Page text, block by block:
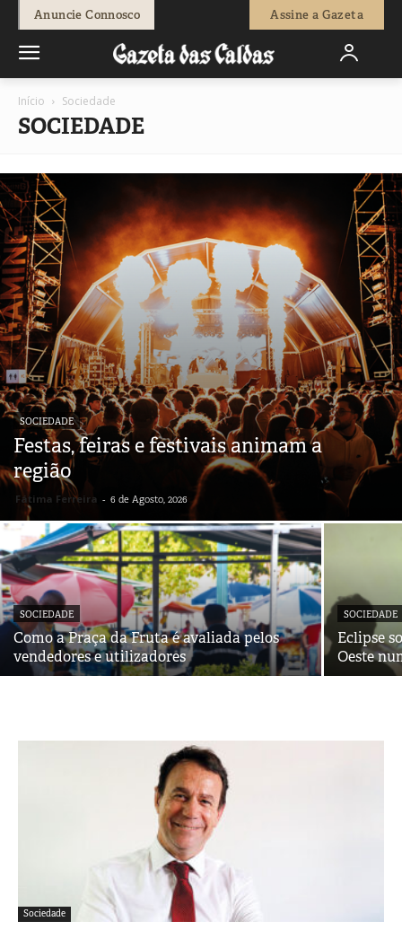
Anuncie Connosco Assine a Gazeta
Início Sociedade
SOCIEDADE
SOCIEDADE
Festas, feiras e festivais animam a
região
Fátima Ferreira - 6 de Agosto, 2026
SOCIEDADE
Como a Praça da Fruta é avaliada pelos
vendedores e utilizadores
SOCIEDADE
Eclipse
Oeste
Sociedade